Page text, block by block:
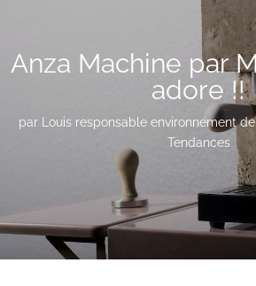
Anza Machine par
adore !!
par Louis responsable environnement
Tendances